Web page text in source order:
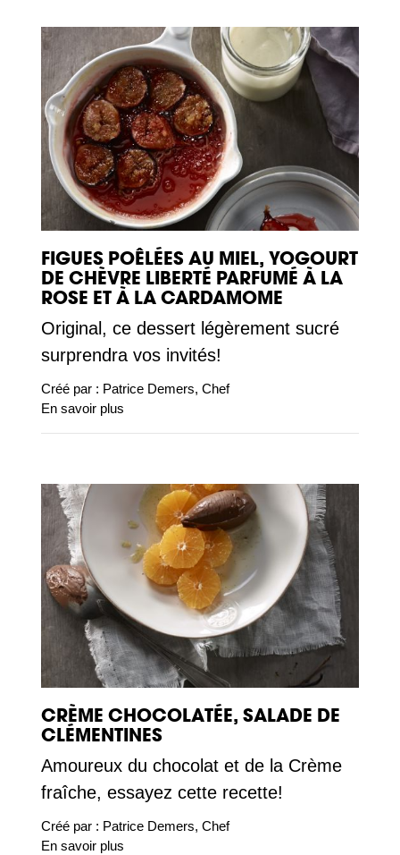
FIGUES POÊLÉES AU MIEL, YOGOURT
DE CHÈVRE LIBERTÉ PARFUMÉ À LA
ROSE ET À LA CARDAMOME
Original, ce dessert légèrement sucré
surprendra vos invités!
Créé par : Patrice Demers, Chef
En savoir plus
CRÈME CHOCOLATÉE, SALADE DE
CLÉMENTINES
Amoureux du chocolat et de la Crème
fraîche, essayez cette recette!
Créé par : Patrice Demers, Chef
En savoir plus